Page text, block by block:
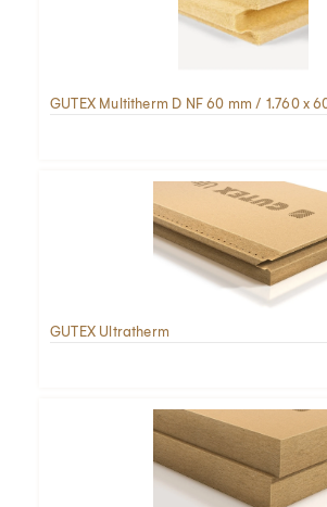
GUTEX Multitherm D NF 60 mm / 1.760 x
GUTEX Ultratherm